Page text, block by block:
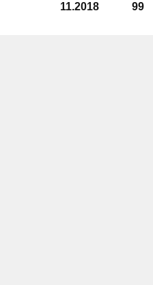
11.2018 99